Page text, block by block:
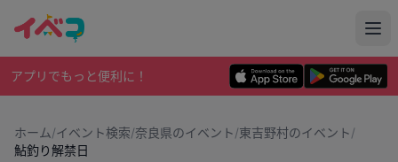
アプリでもっと便利に！
ホーム/イベント検索/奈良県のイベント/東吉野村のイベント/
鮎釣り解禁日